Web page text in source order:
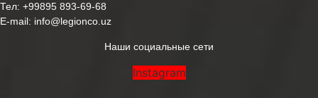
Тел: +99895 893-69-68
E-mail: info@legionco.uz
Наши социальные сети
Instagram